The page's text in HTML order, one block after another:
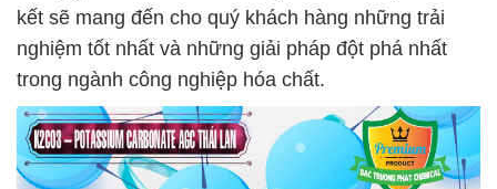
kết sẽ mang đến cho quý khách hàng những trải
nghiệm tốt nhất và những giải pháp đột phá nhất
trong ngành công nghiệp hóa chất.